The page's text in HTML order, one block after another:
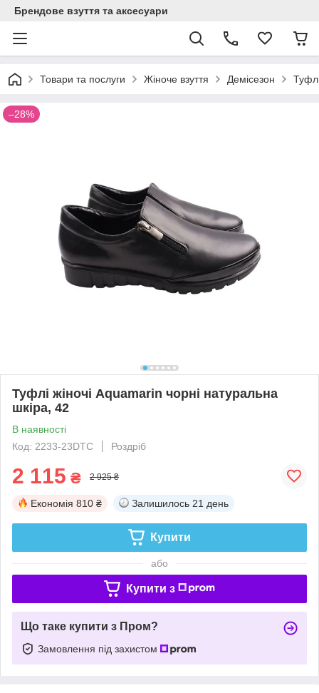
Брендове взуття та аксесуари
Товари та послуги Жіноче взуття Демісезон
–28%
Туфлі жіночі Aquamarin чорні натуральна
шкіра, 42
В наявності
Код: 2233-23DTC
Роздріб
2 115 ₴ 2 925 ₴
Економія 810 ₴ Залишилось 21 день
Купити
або
Купити з
Що таке купити з Пром?
Замовлення під захистом